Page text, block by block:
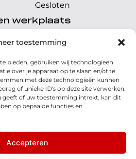
toestemming
bieden, gebruiken wij technologieën
over je apparaat op te slaan en/of te
met deze technologieën kunnen
of unieke ID's op deze site verwerken.
geeft of uw toestemming intrekt, kan dit
op bepaalde functies en
Accepteren
Gesloten
werkplaats
08.00 tot 17.00 uur
Gesloten